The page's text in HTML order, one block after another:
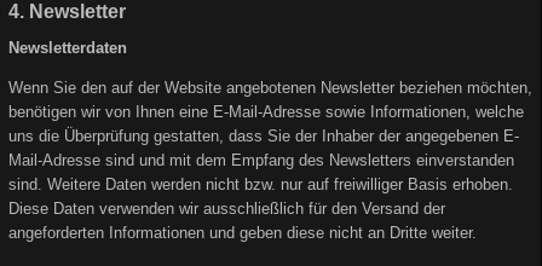
4. Newsletter
Newsletterdaten
Wenn Sie den auf der Website angebotenen Newsletter beziehen möchten,
benötigen wir von Ihnen eine E-Mail-Adresse sowie Informationen, welche
uns die Überprüfung gestatten, dass Sie der Inhaber der angegebenen E-
Mail-Adresse sind und mit dem Empfang des Newsletters einverstanden
sind. Weitere Daten werden nicht bzw. nur auf freiwilliger Basis erhoben.
Diese Daten verwenden wir ausschließlich für den Versand der
angeforderten Informationen und geben diese nicht an Dritte weiter.